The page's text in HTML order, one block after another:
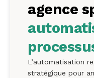
agence
L’automatisation
stratégique pour